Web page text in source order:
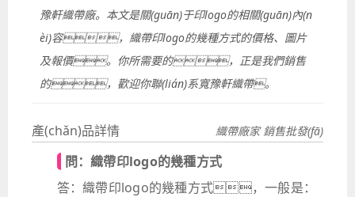
豫軒織帶廠。本文是關(guān)于印logo的相關(guān)內(n
èi)容，織帶印logo的幾種方式的價格、圖片
及報價。你所需要的，正是我們銷售
的，歡迎你聯(lián)系寬豫軒織帶。
產(chǎn)品詳情 織帶廠家 銷售批發(fā)
問：織帶印logo的幾種方式
答：織帶印logo的幾種方式，一般是：